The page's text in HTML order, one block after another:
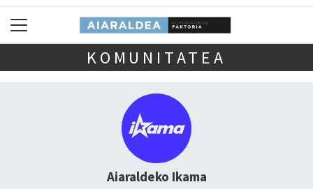
KOMUNITATEA
Aiaraldeko Ikama